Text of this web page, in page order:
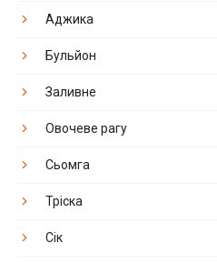
Аджика
Бульйон
Заливне
Овочеве рагу
Сьомга
Тріска
Сік